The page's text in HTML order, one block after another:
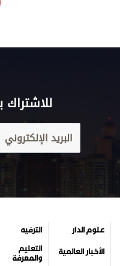
للاشتراك
علوم الدار
الأخبار العالمية
الترفيه
التعليم
والمعرفة